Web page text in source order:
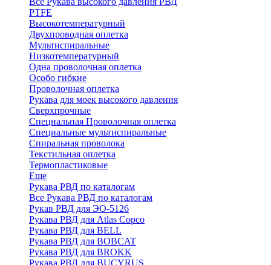
PTFE
Высокотемпературный
Двухпроводная оплетка
Мультиспиральные
Низкотемпературный
Одна проволочная оплетка
Особо гибкие
Проволочная оплетка
Рукава для моек высокого давления
Сверхпрочные
Специальная Проволочная оплетка
Специальные мультиспиральные
Спиральная проволока
Текстильная оплетка
Термопластиковые
Еще
Рукава РВД по каталогам
Все Рукава РВД по каталогам
Рукав РВД для ЭО-5126
Рукава РВД для Atlas Copco
Рукава РВД для BELL
Рукава РВД для BOBCAT
Рукава РВД для BROKK
Рукава РВД для BUCYRUS